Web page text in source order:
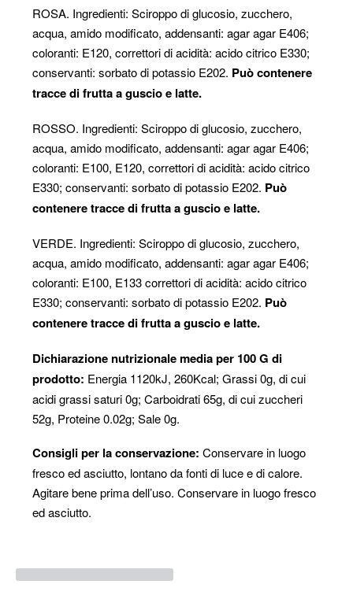
ROSA. Ingredienti: Sciroppo di glucosio, zucchero,
acqua, amido modificato, addensanti: agar agar E406;
coloranti: E120, correttori di acidità: acido citrico E330;
conservanti: sorbato di potassio E202. Può contenere
tracce di frutta a guscio e latte.
ROSSO. Ingredienti: Sciroppo di glucosio, zucchero,
acqua, amido modificato, addensanti: agar agar E406;
coloranti: E100, E120, correttori di acidità: acido citrico
E330; conservanti: sorbato di potassio E202. Può
contenere tracce di frutta a guscio e latte.
VERDE. Ingredienti: Sciroppo di glucosio, zucchero,
acqua, amido modificato, addensanti: agar agar E406;
coloranti: E100, E133 correttori di acidità: acido citrico
E330; conservanti: sorbato di potassio E202. Può
contenere tracce di frutta a guscio e latte.
Dichiarazione nutrizionale media per 100 G di
prodotto: Energia 1120kJ, 260Kcal; Grassi 0g, di cui
acidi grassi saturi 0g; Carboidrati 65g, di cui zuccheri
52g, Proteine 0.02g; Sale 0g.
Consigli per la conservazione: Conservare in luogo
fresco ed asciutto, lontano da fonti di luce e di calore.
Agitare bene prima dell’uso. Conservare in luogo fresco
ed asciutto.